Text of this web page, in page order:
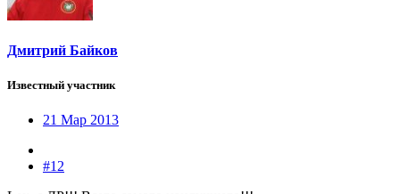
Дмитрий Байков
Известный участник
21 Мар 2013
#12